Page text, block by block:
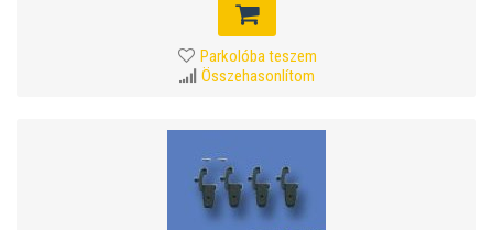
Parkolóba teszem
Összehasonlítom